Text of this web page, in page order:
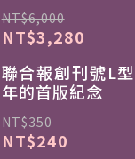
NT$6,000
NT$3,280
聯合報創刊號L
年的首版紀念
NT$350
NT$240